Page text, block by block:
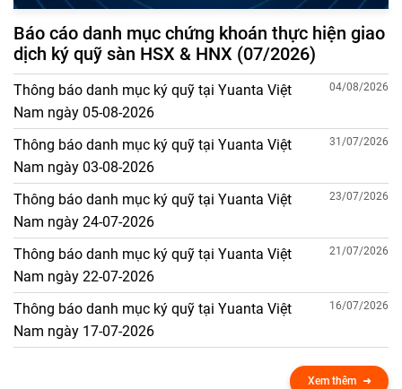
Báo cáo danh mục chứng khoán thực hiện giao
dịch ký quỹ sàn HSX & HNX (07/2026)
Thông báo danh mục ký quỹ tại Yuanta Việt
Nam ngày 05-08-2026
04/08/2026
Thông báo danh mục ký quỹ tại Yuanta Việt
Nam ngày 03-08-2026
31/07/2026
Thông báo danh mục ký quỹ tại Yuanta Việt
Nam ngày 24-07-2026
23/07/2026
Thông báo danh mục ký quỹ tại Yuanta Việt
Nam ngày 22-07-2026
21/07/2026
Thông báo danh mục ký quỹ tại Yuanta Việt
Nam ngày 17-07-2026
16/07/2026
Xem thêm